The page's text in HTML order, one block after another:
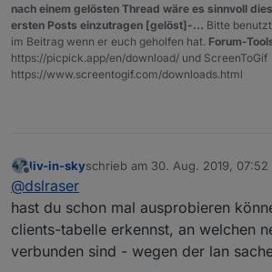
nach einem gelösten Thread wäre es sinnvoll
ersten Posts einzutragen [gelöst]-... Bitte
im Beitrag wenn er euch geholfen hat. Forum-
https://picpick.app/en/download/ und ScreenToGif
https://www.screentogif.com/downloads.html
Offline
liv-in-skyschrieb am 30. Aug. 2019, 07:52
zuletzt editiert von
@dslraser
hast du schon mal ausprobieren
clients-tabelle erkennst, an welchen
verbunden sind - wegen der lan